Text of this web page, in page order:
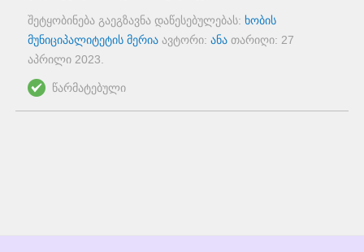
შეტყობინება გაეგზავნა დაწესებულებას: ხობის
მუნიციპალიტეტის მერია ავტორი: ანა თარიღი: 27
აპრილი 2023
წარმატებული